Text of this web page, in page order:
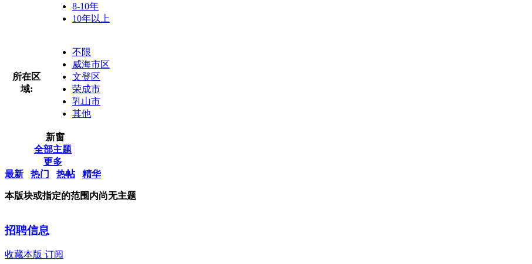
8-10年
10年以上
所在区
域:
不限
威海市区
文登区
荣成市
乳山市
其他
新窗
全部主题
更多
最新
热门 热帖 精华
本版块或指定的范围内尚无主题
招聘信息
收藏本版 订阅